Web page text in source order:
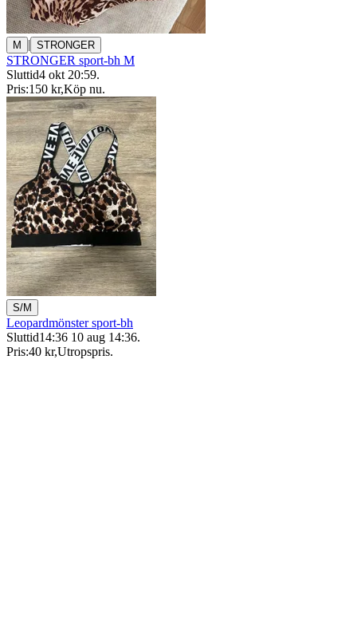
M | STRONGER
STRONGER sport-bh M
Sluttid4 okt 20:59.
Pris:150 kr,Köp nu.
S/M
Leopardmönster sport-bh
Sluttid14:36 10 aug 14:36.
Pris:40 kr,Utropspris.